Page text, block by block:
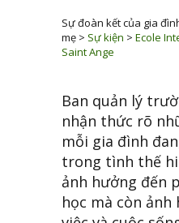
Sự đoàn kết của gia
mẹ > Sự kiện >Ecole
Saint Ange
Ban quản lý
nhận thức rõ
mỗi gia đình
trong tình thế
ảnh hưởng đến
học mà còn ảnh